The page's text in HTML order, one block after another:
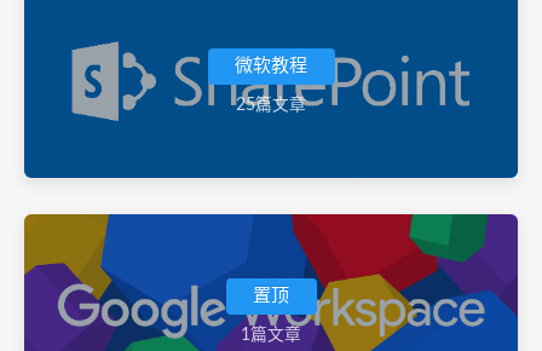
微软教程
25篇文章
置顶
1篇文章